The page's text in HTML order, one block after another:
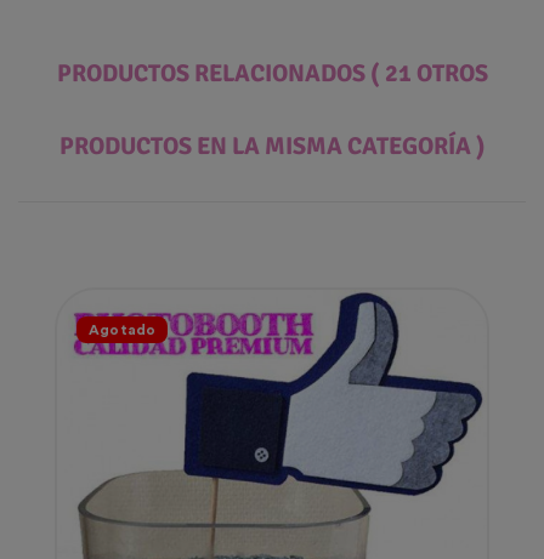
PRODUCTOS RELACIONADOS ( 21 OTROS
PRODUCTOS EN LA MISMA CATEGORÍA )
Agotado